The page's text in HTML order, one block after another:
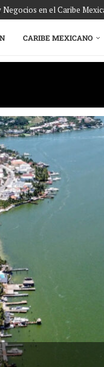
en el Caribe
CARIBE MEXICANO